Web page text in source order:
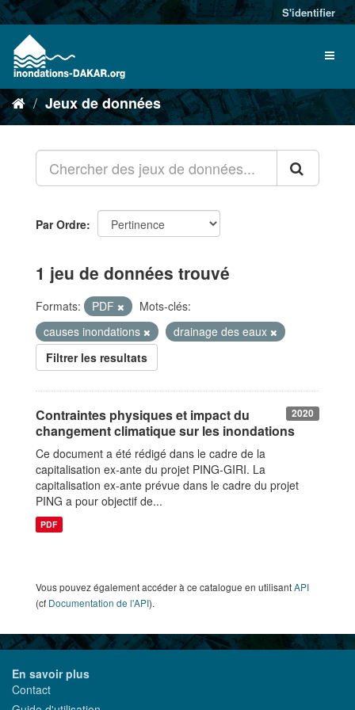
S'identifier
Jeux de données
Par Ordre
1 jeu de données trouvé
Formats: PDF
Mots-clés:
causes inondations
drainage des eaux
Filtrer les resultats
2020
Contraintes physiques et impact du
changement climatique sur les inondations
Ce document a été rédigé dans le cadre de la
capitalisation ex-ante du projet PING-GIRI. La
capitalisation ex-ante prévue dans le cadre du projet
PING a pour objectif de...
PDF
Vous pouvez également accéder à ce catalogue en utilisantAPI
(cf Documentation de l'API).
En savoir plus
Contact